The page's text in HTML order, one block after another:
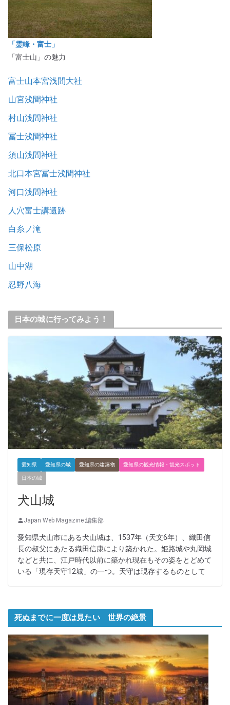
「霊峰・富士」
「富士山」の魅力
富士山本宮浅間大社
山宮浅間神社
村山浅間神社
冨士浅間神社
須山浅間神社
北口本宮冨士浅間神社
河口浅間神社
人穴富士講遺跡
白糸ノ滝
三保松原
山中湖
忍野八海
日本の城に行ってみよう！
愛知県 愛知県の城 愛知県の建築物 愛知県の観光情報・観光スポット
日本の城
犬山城
Japan Web Magazine 編集部
愛知県犬山市にある犬山城は、1537年（天文6年）、織田信
長の叔父にあたる織田信康により築かれた。姫路城や丸岡城
などと共に、江戸時代以前に築かれ現在もその姿をとどめて
いる「現存天守12城」の一つ。天守は現存するものとして
死ぬまでに一度は見たい 世界の絶景